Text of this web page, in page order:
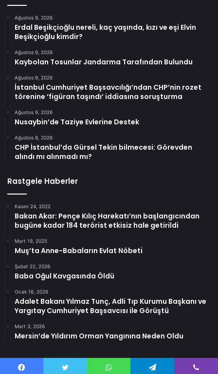
Ağustos 9, 2026
Erdal Beşikçioğlu nereli, kaç yaşında, kızı ve eşi Elvin
Beşikçioğlu kimdir?
Ağustos 9, 2026
Kaybolan Tosunlar Jandarma Tarafından Bulundu
Ağustos 9, 2026
İstanbul Cumhuriyet Başsavcılığı’ndan CHP’nin rozet
törenine ‘figüran taşındı’ iddiasına soruşturma
Ağustos 9, 2026
Nusaybin’de Taziye Evlerine Destek
Ağustos 8, 2026
CHP İstanbul’da Gürsel Tekin bilmecesi: Görevden
alındı mı alınmadı mı?
Rastgele Haberler
Kasım 24, 2022
Bakan Akar: Pençe Kılıç Harekatı’nın başlangıcından
bugüne kadar 184 terörist etkisiz hale getirildi
Mart 19, 2025
Muş’ta Anne-Babaların Evlat Nöbeti
Şubat 22, 2026
Baba Oğul Kavgasında Öldü
Ocak 16, 2026
Adalet Bakanı Yılmaz Tunç, Adli Tıp Kurumu Başkanı ve
Yargıtay Cumhuriyet Başsavcısı ile Görüştü
Mart 3, 2026
Mersin’de Yıldırım Orman Yangınına Neden Oldu